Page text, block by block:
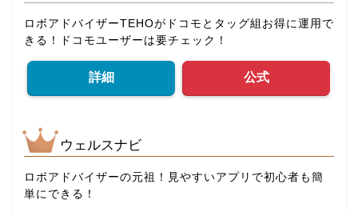
ロボアドバイザーTEHOがドコモとタッグ組お得に運用で
きる！ドコモユーザーは要チェック！
詳細 公式
ウェルスナビ
ロボアドバイザーの元祖！見やすいアプリで初心者も簡
単にできる！